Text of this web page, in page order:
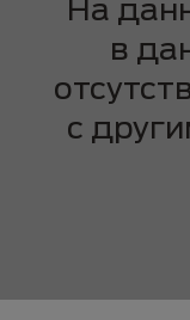
На
в
с